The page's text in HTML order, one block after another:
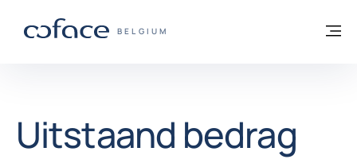
COFACE, FOR TRADE - GROEP WEBSITE
BELGIUM
Terug naar startpagina
Uitstaand bedrag